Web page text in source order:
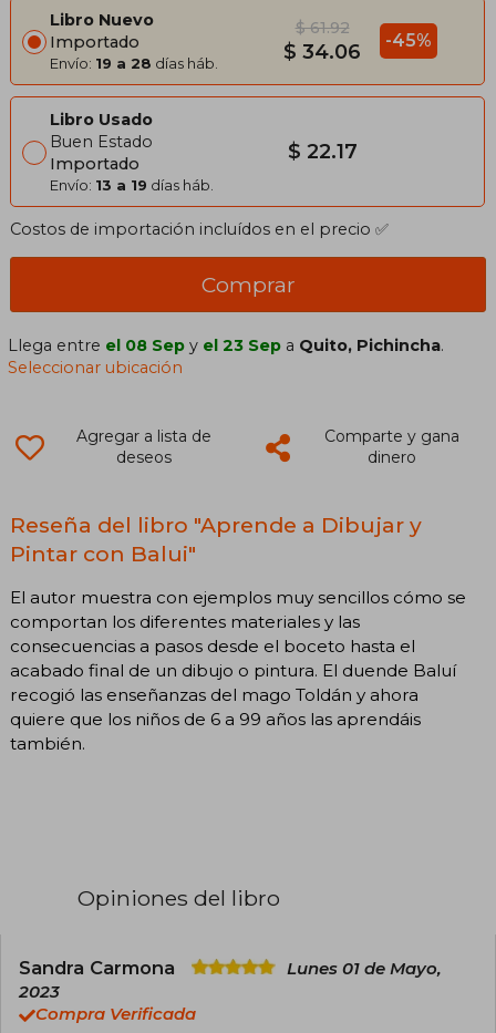
Libro Nuevo
Importado
Envío: 19 a 28 días háb.
$ 61.92
$ 34.06 -45%
Libro Usado
Buen Estado
Importado
Envío: 13 a 19 días háb.
$ 22.17
Costos de importación incluídos en el precio ✅
Comprar
Llega entre el 08 Sep y el 23 Sep a Quito, Pichincha.
Seleccionar ubicación
Agregar a lista de
deseos
Comparte y gana
dinero
Reseña del libro "Aprende a Dibujar y
Pintar con Balui"
El autor muestra con ejemplos muy sencillos cómo se
comportan los diferentes materiales y las
consecuencias a pasos desde el boceto hasta el
acabado final de un dibujo o pintura. El duende Baluí
recogió las enseñanzas del mago Toldán y ahora
quiere que los niños de 6 a 99 años las aprendáis
también.
Opiniones del libro
Sandra Carmona
Lunes 01 de Mayo,
2023
Compra Verificada